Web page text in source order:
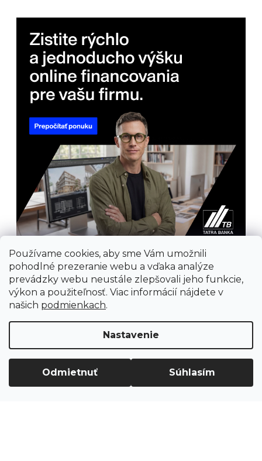
Používame cookies, aby sme Vám umožnili
pohodlné prezeranie webu a vďaka analýze
prevádzky webu neustále zlepšovali jeho funkcie,
výkon a použiteľnosť. Viac informácií nájdete v
našich podmienkach.
Nastavenie
Odmietnuť Súhlasím
Vytvoril Shoptet